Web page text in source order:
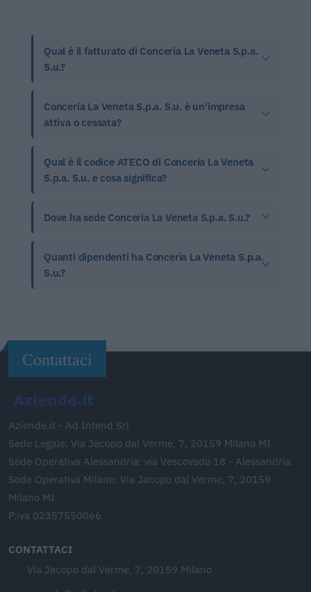
Qual è il fatturato di Conceria La Veneta S.p.a.
S.u.?
Conceria La Veneta S.p.a. S.u. è un'impresa
attiva o cessata?
Qual è il codice ATECO di Conceria La Veneta
S.p.a. S.u. e cosa significa?
Dove ha sede Conceria La Veneta S.p.a. S.u.?
Quanti dipendenti ha Conceria La Veneta S.p.a.
S.u.?
Contattaci
Aziende.it - Ad Intend Srl
Sede Legale: Via Jacopo dal Verme, 7, 20159 Milano MI
Sede Operativa Alessandria: via Vescovado 18 - Alessandria
Sede Operativa Milano: Via Jacopo dal Verme, 7, 20159
Milano MI
P.iva 02357550066
CONTATTACI
Via Jacopo dal Verme, 7, 20159 Milano